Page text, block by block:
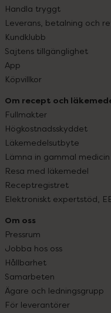
Handla tryggt
Leverans, betalning och
Kundklubb
Sajtens tillgänglighet
App
Köpvillkor
Om recept och
Fullmakter
Högkostnadsskyddet
Läkemedelsutbyte
Lämna in gammal medicin
Resa med läkemedel
Receptregistret
Elektroniskt expertstöd,
Om oss
Pressrum
Jobba hos oss
Hållbarhet
Samarbeten
Ägare och ledningsgrupp
För leverantörer